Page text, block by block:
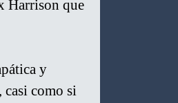
Harrison que
y
casi como si